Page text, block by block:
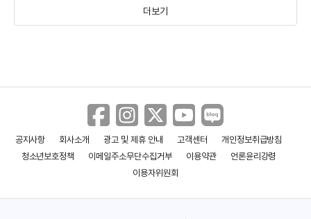
박경혜
(정미)
(함세웅 신부)
윗집 사람들 로비
더보기
공지사항 회사소개 광고 및 제휴 안내 고객센터
개인정보취급방침
청소년보호정책
이메일주소무단수집거부 이용약관
언론윤리강령
이용자위원회